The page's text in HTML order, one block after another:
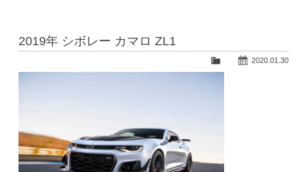
ファクトリー
会社紹介
2019年 シボレー カマロ ZL1
2020.01.30